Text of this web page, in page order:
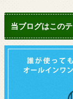
当ブログはこの